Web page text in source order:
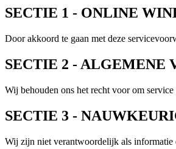
SECTIE 1 - ONLINE
Door akkoord te gaan met deze
SECTIE 2 - ALGEMENE
Wij behouden ons het recht voor om
SECTIE 3 -
Wij zijn niet verantwoordelijk als informatie